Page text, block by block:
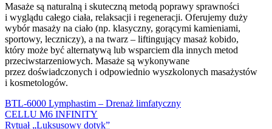
Masaże są naturalną i skuteczną metodą poprawy sprawności
i wyglądu całego ciała, relaksacji i regeneracji. Oferujemy duży
wybór masaży na ciało (np. klasyczny, gorącymi kamieniami,
sportowy, leczniczy), a na twarz – liftingujący masaż kobido,
który może być alternatywą lub wsparciem dla innych metod
przeciwstarzeniowych. Masaże są wykonywane
przez doświadczonych i odpowiednio wyszkolonych masażystów
i kosmetologów.
BTL-6000 Lymphastim – Drenaż limfatyczny
CELLU M6 INFINITY
Rytuał „Luksusowy dotyk”